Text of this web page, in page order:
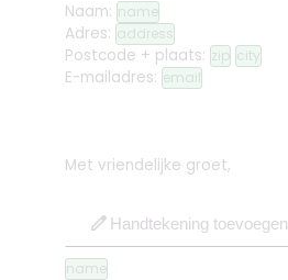
Naam: name
Adres: address
Postcode + plaats: zip city
E-mailadres: email
Met vriendelijke groet,
edit Handtekening toevoegen
name